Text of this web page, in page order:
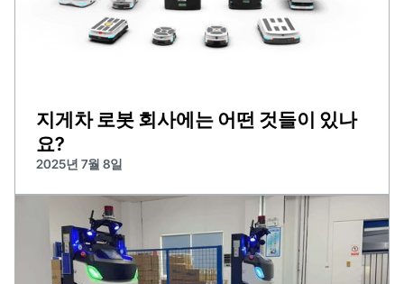
지게차 로봇 회사에는 어떤 것들이 있나
요?
2025년 7월 8일